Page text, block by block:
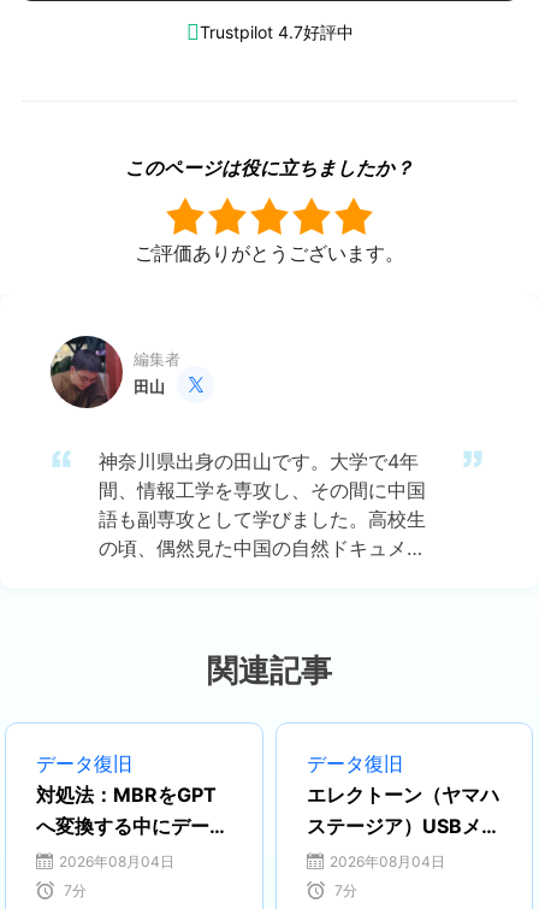
Trustpilot 4.7好評中
このページは役に立ちましたか？
ご評価ありがとうございます。
編集者
田山

神奈川県出身の田山です。大学で4年
間、情報工学を専攻し、その間に中国
語も副専攻として学びました。高校生
の頃、偶然見た中国の自然ドキュメン
通じて、ますますIT分野における日中
両国の連携の可能性に注目するように
なりました。 現在はEaseUSに勤務
し、ディスク・パーティション管理、
データ復旧、バックアップおよびクロ
ーン技術の分野でエキスパートとして
活動しています。特に、日本語での技
術文書作成やユーザー向けサポートを
通じて、多くの方々の大切なデータを
関連記事
データ復旧
対処法：MBRをGPT
へ変換する中にデータ
がなくなった｜データ
復旧
2026年08月04日
7分
データ復旧
エレクトーン（ヤマハ
ステージア）USBメモ
リのデータ復元
2026年08月04日
7分